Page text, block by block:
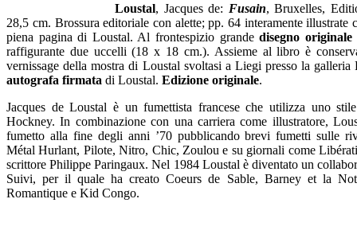
Loustal, Jacques de: Fusain, Bruxelles,
28,5 cm. Brossura editoriale con alette; pp. 64 interamente illustrate
piena pagina di Loustal. Al frontespizio grandedisegno
raffigurante due uccelli (18 x 18 cm.). Assieme al libro è
vernissage della mostra di Loustal svoltasi a Liegi presso la
autografa firmata di Loustal. Edizione originale.
Jacques de Loustal è un fumettista francese che utilizza uno
Hockney. In combinazione con una carriera come illustratore,
fumetto alla fine degli anni ’70 pubblicando brevi fumetti sulle
Métal Hurlant, Pilote, Nitro, Chic, Zoulou e su giornali come
scrittore Philippe Paringaux. Nel 1984 Loustal è diventato un
Suivi, per il quale ha creato Coeurs de Sable, Barney et la
Romantique e Kid Congo.